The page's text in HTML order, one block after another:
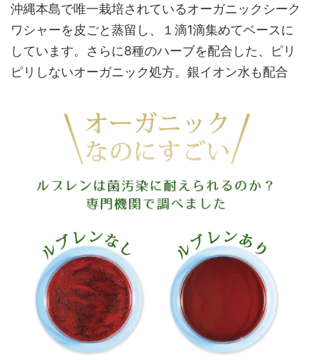
沖縄本島で唯一栽培されているオーガニックシーク
ワシャーを皮ごと蒸留し、１滴1滴集めてベースに
しています。さらに8種のハーブを配合した、ピリ
ピリしないオーガニック処方。銀イオン水も配合